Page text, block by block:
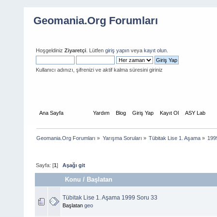
Geomania.Org Forumları
Hoşgeldiniz Ziyaretçi . Lütfen giriş yapın veya kayıt olun
Kullanıcı adınızı, şifrenizi ve aktif kalma süresini giriniz
Ana Sayfa Yardım Blog Giriş Yap Kayıt Ol ASY Lab
Geomania.Org Forumları » Yarışma Soruları » Tübitak Lise 1. Aşama»
Sayfa: [1]Aşağı git
Konu / Başlatan
Tübitak Lise 1. Aşama 1999 Soru 33
Başlatan geo